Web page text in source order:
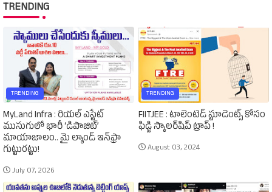
TRENDING
TRENDING
MyLand Infra : రియల్ ఎస్టేట్
ముసుగులో భారీ ‘డిపాజిట్’
మాయాజాలం.. మై ల్యాండ్ ఇన్‌ఫ్రా
గుట్టురట్టు!
July 07, 2026
TRENDING
FIITJEE : టాలెంటెడ్‌ స్టూడెంట్స్‌ కోసం
ఫిడ్జి స్కాలర్‌షిప్‌ ట్రాప్‌ !
August 03, 2024